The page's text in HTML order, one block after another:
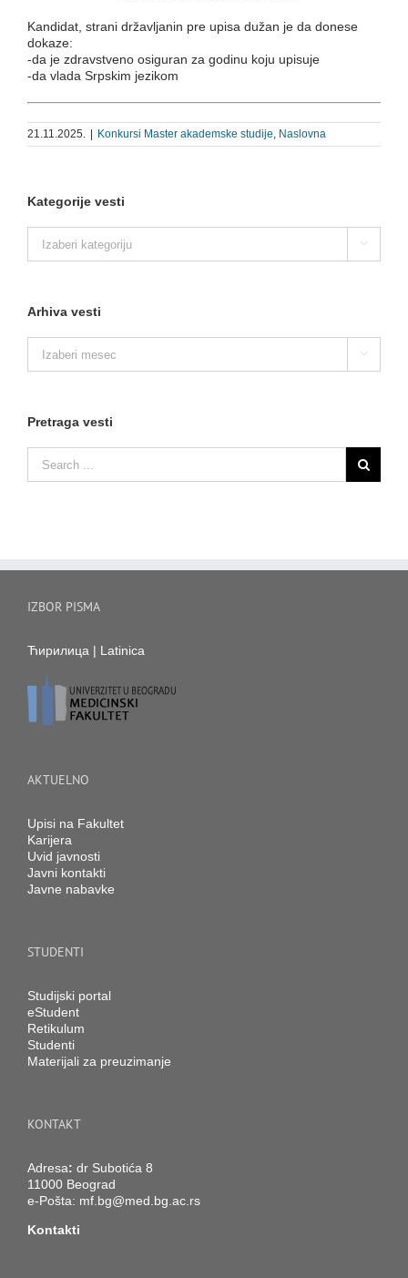
Kandidat, strani državljanin pre upisa dužan je da donese
dokaze:
-da je zdravstveno osiguran za godinu koju upisuje
-da vlada Srpskim jezikom
21.11.2025. Konkursi Master akademske studije, Naslovna
Kategorije vesti
vesti

Arhiva vesti
vesti

Pretraga vesti
IZBOR PISMA
Ћирилица | Latinica
AKTUELNO
Upisi na Fakultet
Karijera
Uvid javnosti
Javni kontakti
Javne nabavke
STUDENTI
Studijski portal
eStudent
Retikulum
Studenti
Materijali za preuzimanje
KONTAKT
Adresa: dr Subotića 8
11000 Beograd
e-Pošta: mf.bg@med.bg.ac.rs
Kontakti